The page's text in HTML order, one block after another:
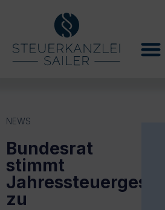
NEWS
Bundesrat
stimmt
Jahressteuergesetz
zu